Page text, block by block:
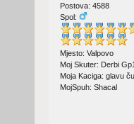
Postova: 4588
Spol:
Mjesto: Valpovo
Moj Skuter: Derbi
Moja Kaciga: glavu
MojSpuh: Shacal